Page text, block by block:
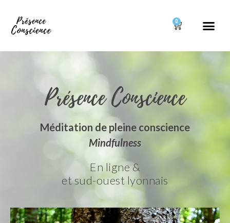
0
Présence Conscience
Méditation de pleine conscience
Mindfulness
En ligne &
et sud-ouest lyonnais